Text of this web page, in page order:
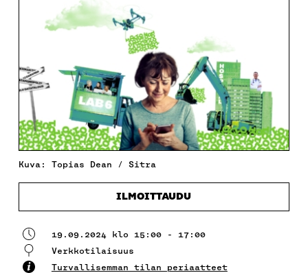
Kuva: Topias Dean / Sitra
ILMOITTAUDU
19.09.2024 klo 15:00 - 17:00
Verkkotilaisuus
Turvallisemman tilan periaatteet